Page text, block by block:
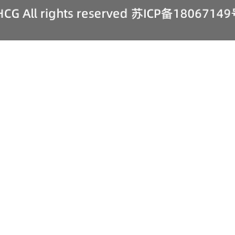
All rights reserved 苏ICP备